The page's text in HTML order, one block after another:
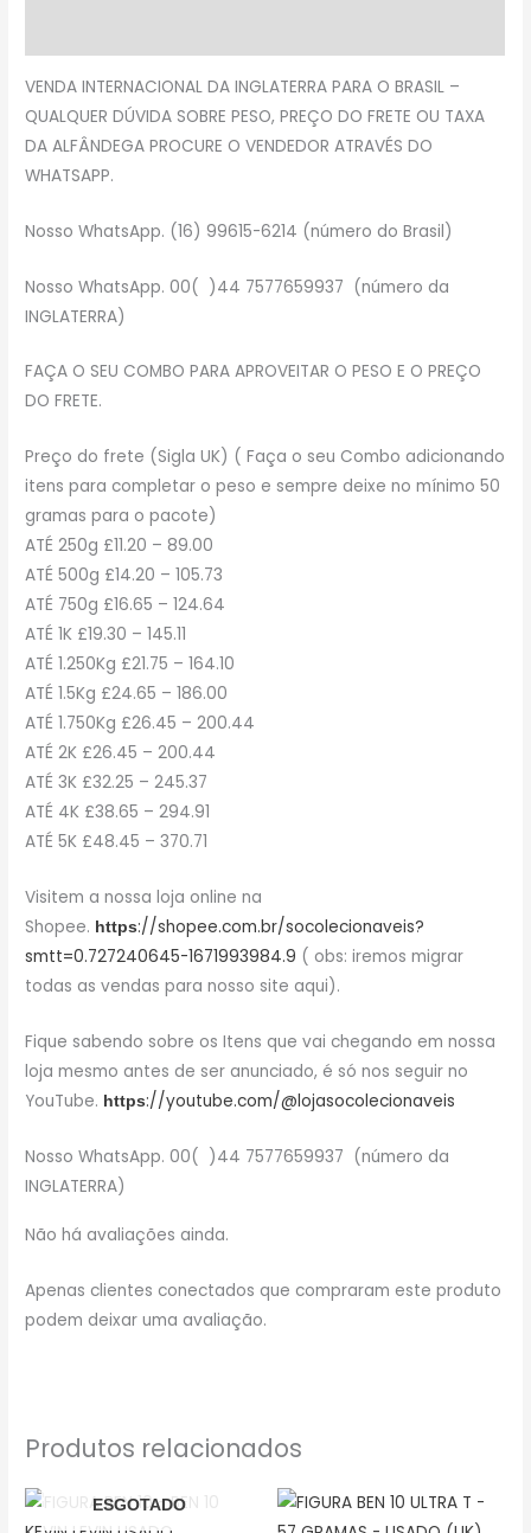
VENDA INTERNACIONAL DA INGLATERRA PARA O BRASIL –
QUALQUER DÚVIDA SOBRE PESO, PREÇO DO FRETE OU TAXA
DA ALFÂNDEGA PROCURE O VENDEDOR ATRAVÉS DO
WHATSAPP.
Nosso WhatsApp. (16) 99615-6214 (número do Brasil)
Nosso WhatsApp. 00( )44 7577659937 (número da
INGLATERRA)
FAÇA O SEU COMBO PARA APROVEITAR O PESO E O PREÇO
DO FRETE.
Preço do frete (Sigla UK) ( Faça o seu Combo adicionando
itens para completar o peso e sempre deixe no mínimo 50
gramas para o pacote)
ATÉ 250g £11.20 – 89.00
ATÉ 500g £14.20 – 105.73
ATÉ 750g £16.65 – 124.64
ATÉ 1K £19.30 – 145.11
ATÉ 1.250Kg £21.75 – 164.10
ATÉ 1.5Kg £24.65 – 186.00
ATÉ 1.750Kg £26.45 – 200.44
ATÉ 2K £26.45 – 200.44
ATÉ 3K £32.25 – 245.37
ATÉ 4K £38.65 – 294.91
ATÉ 5K £48.45 – 370.71
Visitem a nossa loja online na
Shopee. https://shopee.com.br/socolecionaveis?
smtt=0.727240645-1671993984.9 ( obs: iremos migrar
todas as vendas para nosso site aqui).
Fique sabendo sobre os Itens que vai chegando em nossa
loja mesmo antes de ser anunciado, é só nos seguir no
YouTube. https://youtube.com/@lojasocolecionaveis
Nosso WhatsApp. 00( )44 7577659937 (número da
INGLATERRA)
Não há avaliações ainda.
Apenas clientes conectados que compraram este produto
podem deixar uma avaliação.
Produtos relacionados
ESGOTADO